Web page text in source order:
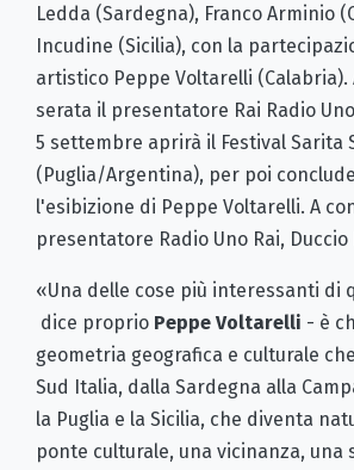
Ledda (Sardegna), Franco Arminio
Incudine (Sicilia), con la
artistico Peppe Voltarelli (Calabria).
serata il presentatore Rai Radio
5 settembre aprirà il Festival Sarita
(Puglia/Argentina), per poi
l'esibizione di Peppe Voltarelli. A
presentatore Radio Uno Rai, Duccio
«Una delle cose più interessanti di
dice proprio Peppe Voltarelli - è
geometria geografica e culturale
Sud Italia, dalla Sardegna alla
la Puglia e la Sicilia, che diventa
ponte culturale, una vicinanza, una